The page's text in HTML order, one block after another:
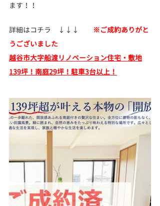
ます！！
詳細はコチラ　↓↓↓
※ご成約ありがと
うございました
越谷市大字船渡リノベーション住宅・敷地
139坪！南庭29坪！駐車3台以上！